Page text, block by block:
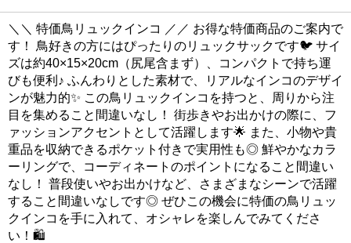
＼＼ 特価鳥リュックインコ ／／ お得な特価商品のご案内で
す！ 鳥好きの方にはぴったりのリュックサックです🐦 サイ
ズは約40×15×20cm（尻尾含まず）、コンパクトで持ち運
びも便利♪ ふんわりとした素材で、リアルなインコのデザイ
ンが魅力的✨ この鳥リュックインコを持つと、周りから注
目を集めること間違いなし！ 街歩きやお出かけの際に、フ
ァッションアクセントとして活躍します🌟 また、小物や貴
重品を収納できるポケット付きで実用性も◎ 鮮やかなカラ
ーリングで、コーディネートのポイントになること間違い
なし！ 普段使いやお出かけなど、さまざまなシーンで活躍
すること間違いなしです◎ ぜひこの機会に特価の鳥リュッ
クインコを手に入れて、オシャレを楽しんでみてくださ
い！🛍️